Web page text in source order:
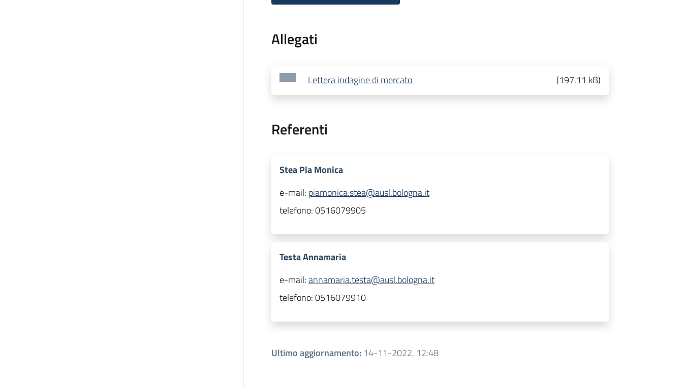
Allegati
Lettera indagine di mercato (197.11 kB)
Referenti
Stea Pia Monica
e-mail: piamonica.stea@ausl.bologna.it
telefono:0516079905
Testa Annamaria
e-mail:annamaria.testa@ausl.bologna.it
telefono:0516079910
Ultimo aggiornamento: 14-11-2022, 12:48